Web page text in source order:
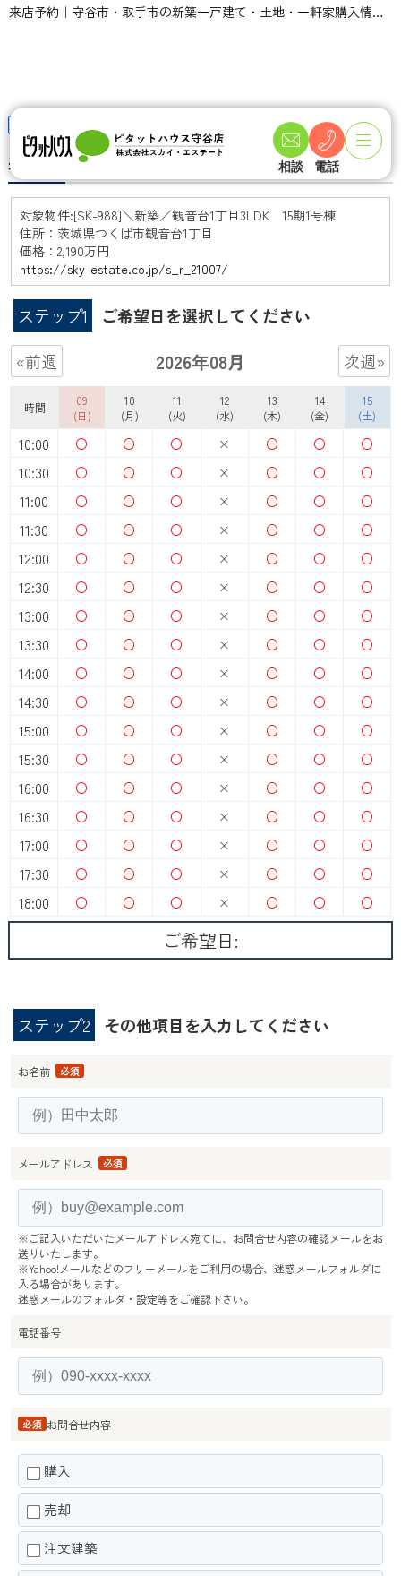
来店予約｜守谷市・取手市の新築一戸建て・土地・一軒家購入情報ならピタットハウス守谷店 スカイ・エステート
相談 電話
来店予約
対象物件:[SK-988]＼新築／観音台1丁目3LDK 15期1号棟
住所：茨城県つくば市観音台1丁目
価格：2,190万円
https://sky-estate.co.jp/s_r_21007/
ステップ1
ご希望日を選択してください
«前週
2026年08月 次週»
時間
10:00
10:30
11:00
11:30
12:00
12:30
13:00
13:30
14:00
14:30
15:00
15:30
16:00
16:30
17:00
17:30
18:00
09
(日)
○
○
○
○
○
○
○
○
○
○
○
○
○
○
○
○
○
10
(月)
○
○
○
○
○
○
○
○
○
○
○
○
○
○
○
○
○
11
(火)
○
○
○
○
○
○
○
○
○
○
○
○
○
○
○
○
○
12
(水)
×
×
×
×
×
×
×
×
×
×
×
×
×
×
×
×
×
13
(木)
○
○
○
○
○
○
○
○
○
○
○
○
○
○
○
○
○
14
(金)
○
○
○
○
○
○
○
○
○
○
○
○
○
○
○
○
○
15
(土)
○
○
○
○
○
○
○
○
○
○
○
○
○
○
○
○
○
ご希望日:
ステップ2 その他項目を入力してください
お名前 必須
メールアドレス 必須
※ご記入いただいたメールアドレス宛てに、お問合せ内容の確認メールをお
送りいたします。
※Yahoo!メールなどのフリーメールをご利用の場合、迷惑メールフォルダに
入る場合があります。
迷惑メールのフォルダ・設定等をご確認下さい。
電話番号
お問合せ内容
必須
購入
売却
注文建築